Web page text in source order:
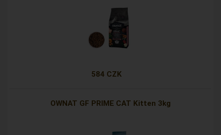
584 CZK
OWNAT GF PRIME CAT Kitten 3kg